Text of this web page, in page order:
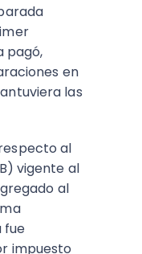
pagó,
en
las
al
vigente al
al
fue
impuesto